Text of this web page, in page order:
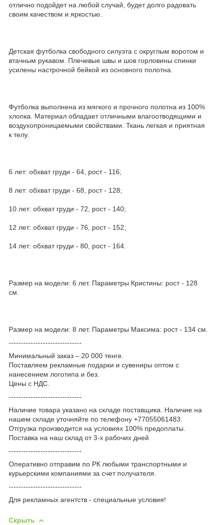
отлично подойдет на любой случай, будет долго радовать
своим качеством и яркостью.
Детская футболка свободного силуэта с округлым воротом и
втачным рукавом. Плечевые швы и шов горловины спинки
усилены настрочной бейкой из основного полотна.
Футболка выполнена из мягкого и прочного полотна из 100%
хлопка. Материал обладает отличными влагоотводящими и
воздухопроницаемыми свойствами. Ткань легкая и приятная
к телу.
6 лет: обхват груди - 64, рост - 116;
8 лет: обхват груди - 68, рост - 128;
10 лет: обхват груди - 72, рост - 140;
12 лет: обхват груди - 76, рост - 152;
14 лет: обхват груди - 80, рост - 164.
Размер на модели: 6 лет. Параметры Кристины: рост - 128
см.
Размер на модели: 8 лет. Параметры Максима: рост - 134 см.
------------------------------
Минимальный заказ – 20 000 тенге.
Поставляем рекламные подарки и сувениры оптом с
нанесением логотипа и без.
Цены с НДС.
------------------------------
Наличие товара указано на складе поставщика. Наличие на
нашем складе уточняйте по телефону +77055061483.
Отгрузка производится на условиях 100% предоплаты.
Поставка на наш склад от 3-x рабочих дней
------------------------------
Оперативно отправим по РК любыми транспортными и
курьерскими компаниями за счет получателя.
------------------------------
Для рекламных агентств - специальные условия!
Скрыть